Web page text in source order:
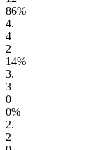
86%
4.
4
2
14%
3.
3
0
0%
2.
2